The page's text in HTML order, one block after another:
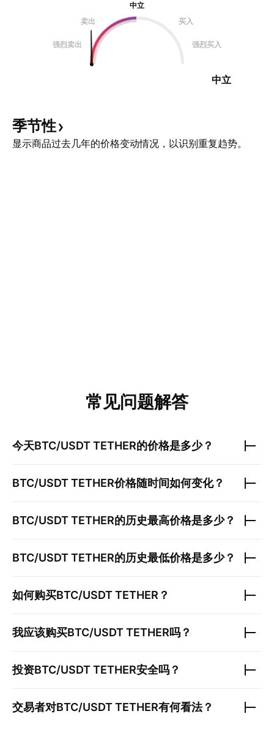
中立
卖出
买入
强烈卖出 强烈买入
中立
季节性
显示商品过去几年的价格变动情况，以识别重复趋势。
常见问题解答
今天BTC/USDT TETHER的价格是多少？
BTC/USDT TETHER价格随时间如何变化？
BTC/USDT TETHER的历史最高价格是多少？
BTC/USDT TETHER的历史最低价格是多少？
如何购买BTC/USDT TETHER ？
我应该购买BTC/USDT TETHER吗？
投资BTC/USDT TETHER安全吗？
交易者对BTC/USDT TETHER有何看法？